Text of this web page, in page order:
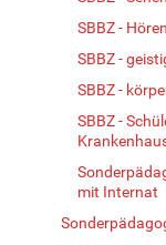
SBBZ - Hören
SBBZ -
SBBZ -
SBBZ -
mit Internat